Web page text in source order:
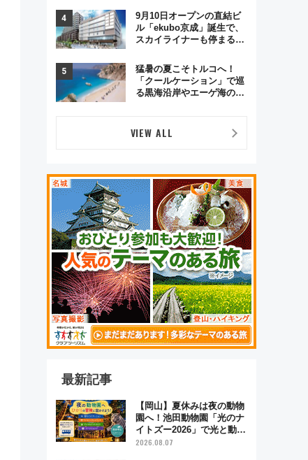
弾」も
9月10日オープンの直結ビ
ル「ekubo京成」誕生で、
スカイライナーも停まる巨
変わる？ 全テナント情報も
公開！
猛暑の夏こそトルコへ！
「クールケーション」で巡
る黒海沿岸やエーゲ海の避
オも認める『2026年に訪れ
るべき世界の旅先』
VIEW ALL
最新記事
【岡山】夏休みは夜の動物
園へ！池田動物園「光のナ
イトズー2026」で光と動物
が彩る特別な夜
2026.08.07